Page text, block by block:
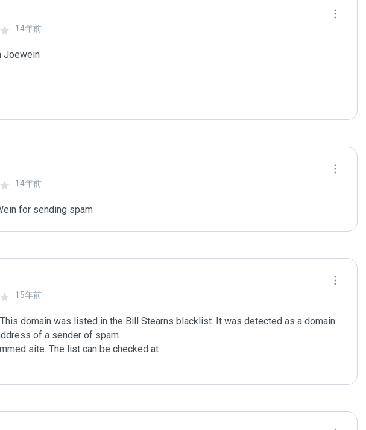
14年前
Joewein
14年前
for sending spam
15年前
domain was listed in the Bill Stearns blacklist. It was detected as a domain
of a sender of spam.
site. The list can be checked at